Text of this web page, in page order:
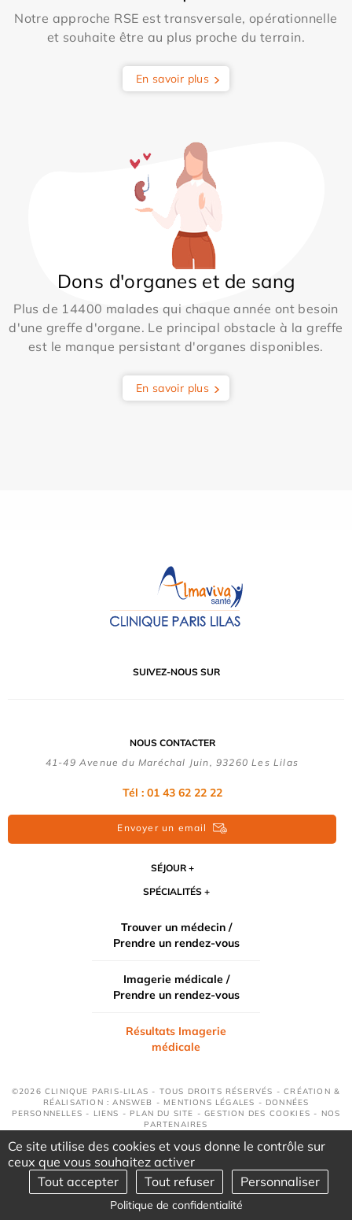
Notre approche RSE est transversale, opérationnelle
et souhaite être au plus proche du terrain.
En savoir plus
Dons d'organes et de sang
Plus de 14400 malades qui chaque année ont besoin
d'une greffe d'organe. Le principal obstacle à la greffe
est le manque persistant d'organes disponibles.
En savoir plus
SUIVEZ-NOUS SUR
NOUS CONTACTER
41-49 Avenue du Maréchal Juin, 93260 Les Lilas
Tél : 01 43 62 22 22
Envoyer un email
SÉJOUR
SPÉCIALITÉS
Trouver un médecin /
Prendre un rendez-vous
Imagerie médicale /
Prendre un rendez-vous
Résultats Imagerie
médicale
©2026 CLINIQUE PARIS-LILAS - TOUS DROITS RÉSERVÉS - CRÉATION &
RÉALISATION : ANSWEB - MENTIONS LÉGALES - DONNÉES
PERSONNELLES - LIENS - PLAN DU SITE -GESTION DES COOKIES - NOS
PARTENAIRES
Ce site utilise des cookies et vous donne le contrôle sur
ceux que vous souhaitez activer
Tout accepter
Tout refuser Personnaliser
Politique de confidentialité